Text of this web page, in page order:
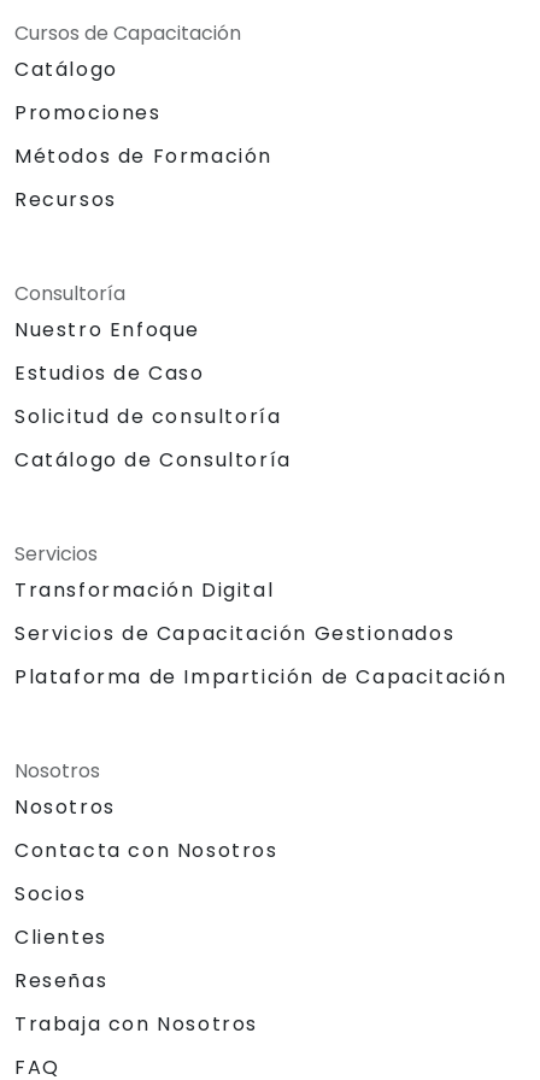
Cursos de Capacitación
Catálogo
Promociones
Métodos de Formación
Recursos
Consultoría
Nuestro Enfoque
Estudios de Caso
Solicitud de consultoría
Catálogo de Consultoría
Servicios
Transformación Digital
Servicios de Capacitación Gestionados
Plataforma de Impartición de Capacitación
Nosotros
Nosotros
Contacta con Nosotros
Socios
Clientes
Reseñas
Trabaja con Nosotros
FAQ